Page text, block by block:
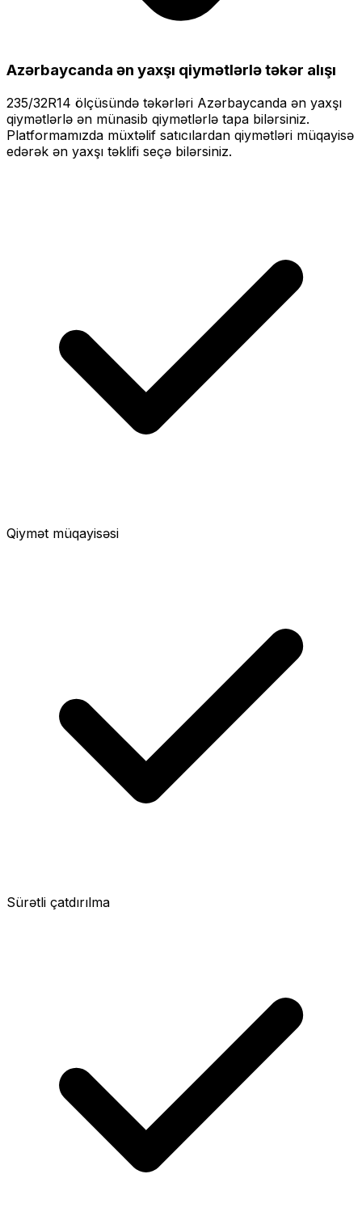
Azərbaycanda ən yaxşı qiymətlərlətəkər alışı
235/32R14 ölçüsündə təkərləri Azərbaycanda ən yaxşı
qiymətlərlə ən münasib qiymətlərlə tapa bilərsiniz.
Platformamızda müxtəlif satıcılardan qiymətləri müqayisə
edərək ən yaxşı təklifi seçə bilərsiniz.
Qiymət müqayisəsi
Sürətli çatdırılma